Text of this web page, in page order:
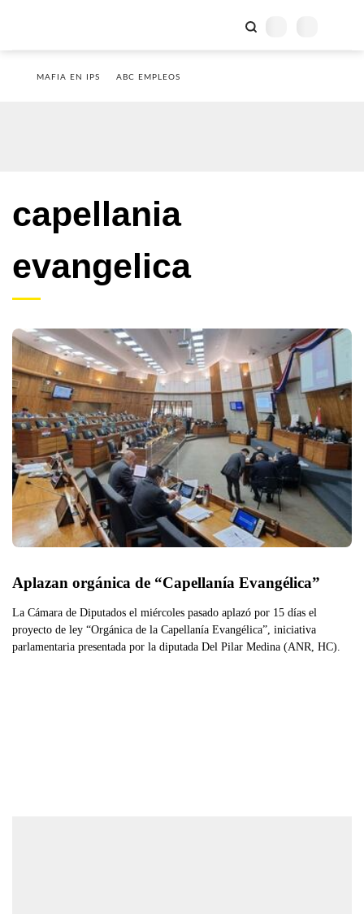
MAFIA EN IPS ABC EMPLEOS
capellania
evangelica
Aplazan orgánica de “Capellanía Evangélica”
La Cámara de Diputados el miércoles pasado aplazó por 15 días el
proyecto de ley “Orgánica de la Capellanía Evangélica”, iniciativa
parlamentaria presentada por la diputada Del Pilar Medina (ANR, HC).